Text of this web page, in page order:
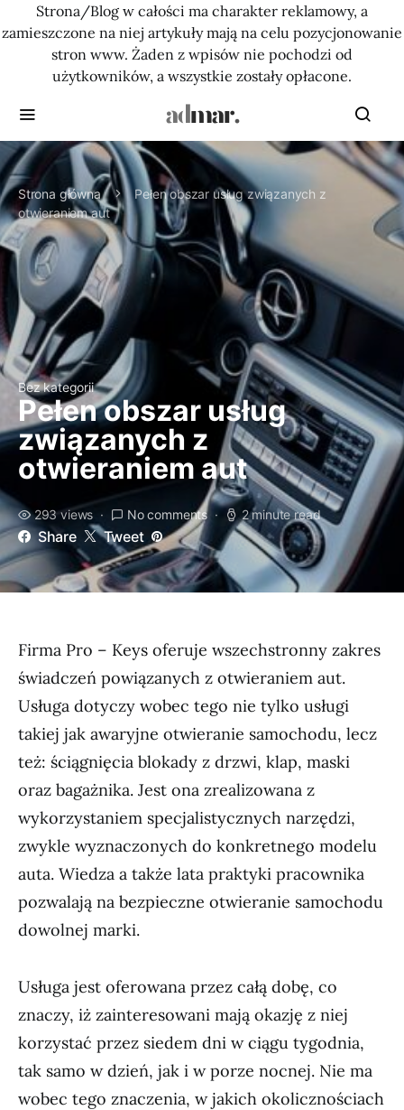
Strona/Blog w całości ma charakter reklamowy, a
zamieszczone na niej artykuły mają na celu pozycjonowanie
stron www. Żaden z wpisów nie pochodzi od
użytkowników, a wszystkie zostały opłacone.
Strona główna
Pełen obszar usług związanych z
otwieraniem aut
Bez kategorii
Pełen obszar usług
związanych z
otwieraniem aut
293 views No comments 2 minute read
Share Tweet
Firma Pro – Keys oferuje wszechstronny zakres
świadczeń powiązanych z otwieraniem aut.
Usługa dotyczy wobec tego nie tylko usługi
takiej jak awaryjne otwieranie samochodu, lecz
też: ściągnięcia blokady z drzwi, klap, maski
oraz bagażnika. Jest ona zrealizowana z
wykorzystaniem specjalistycznych narzędzi,
zwykle wyznaczonych do konkretnego modelu
auta. Wiedza a także lata praktyki pracownika
pozwalają na bezpieczne otwieranie samochodu
dowolnej marki.
Usługa jest oferowana przez całą dobę, co
znaczy, iż zainteresowani mają okazję z niej
korzystać przez siedem dni w ciągu tygodnia,
tak samo w dzień, jak i w porze nocnej. Nie ma
wobec tego znaczenia, w jakich okolicznościach